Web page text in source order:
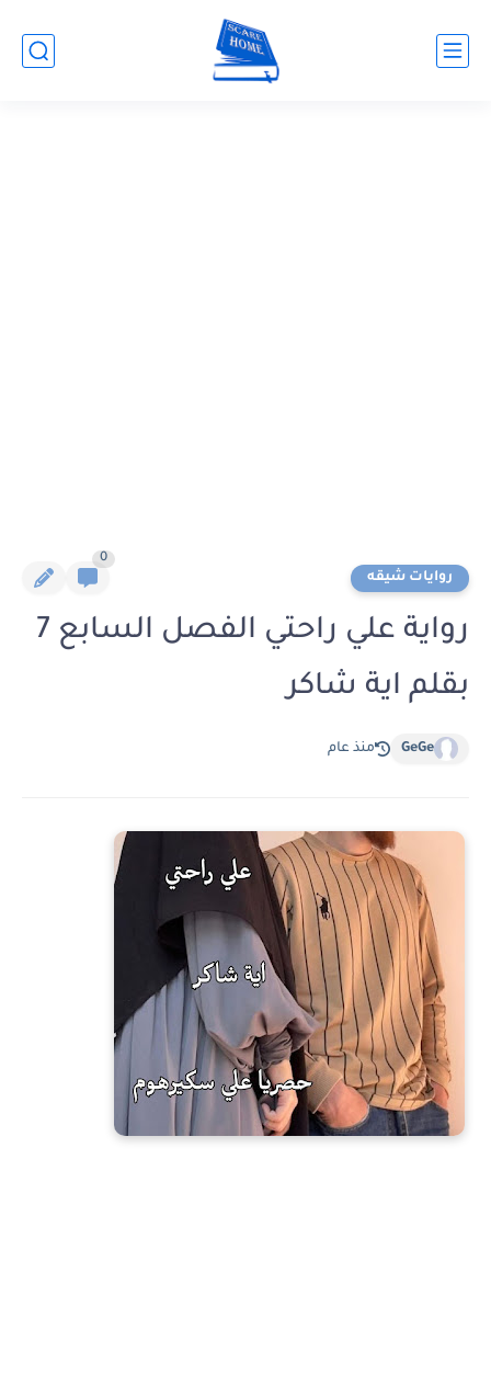
روايات شيقه
0
رواية علي راحتي الفصل السابع 7
بقلم اية شاكر
GeGe منذ عام